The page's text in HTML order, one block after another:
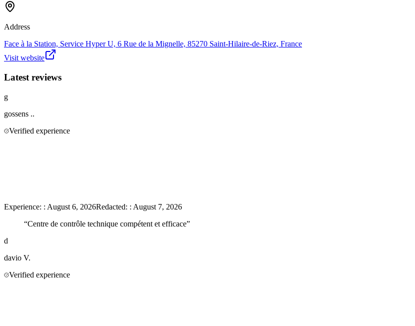
Address
Face à la Station, Service Hyper U, 6 Rue de la Mignelle, 85270 Saint-Hilaire-de-Riez, France
Visit website
Latest reviews
g
gossens ..
Verified experience
Experience: : August 6, 2026Redacted: : August 7, 2026
“Centre de contrôle technique compétent et efficace”
d
davio V.
Verified experience